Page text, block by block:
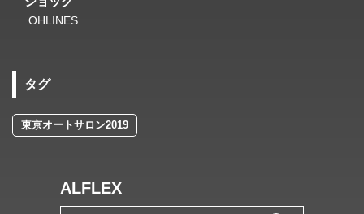
OHLINES
タグ
東京オートサロン2019
ALFLEX